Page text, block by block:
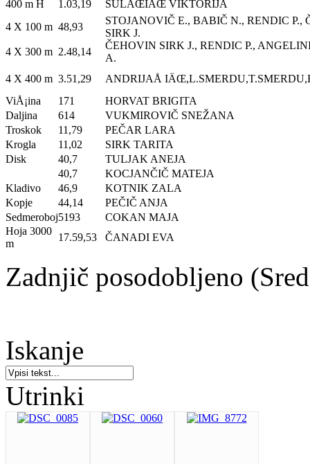
400 m H 1.03,19
SULÄŒIÄŒ VIKTORIJA
4 X 100 m 48,93
STOJANOVIČ E., BABIČ N., RENDIC P.,
SIRK J.
4 X 300 m 2.48,14
ČEHOVIN SIRK J., RENDIC P.,
A.
4 X 400 m 3.51,29
ANDRIJAÅ
ViÅ¡ina
171
HORVAT BRIGITA
Daljina
614
VUKMIROVIČ SNEŽANA
Troskok
11,79
PEČAR LARA
Krogla
11,02
SIRK TARITA
Disk
40,7
TULJAK ANEJA
40,7
KOCJANČIČ MATEJA
Kladivo
46,9
KOTNIK ZALA
Kopje
44,14
PEČIČ ANJA
Sedmeroboj5193
COKAN MAJA
Hoja 3000
m
17.59,53 ČANADI EVA
Zadnjič posodobljeno
Iskanje
Utrinki